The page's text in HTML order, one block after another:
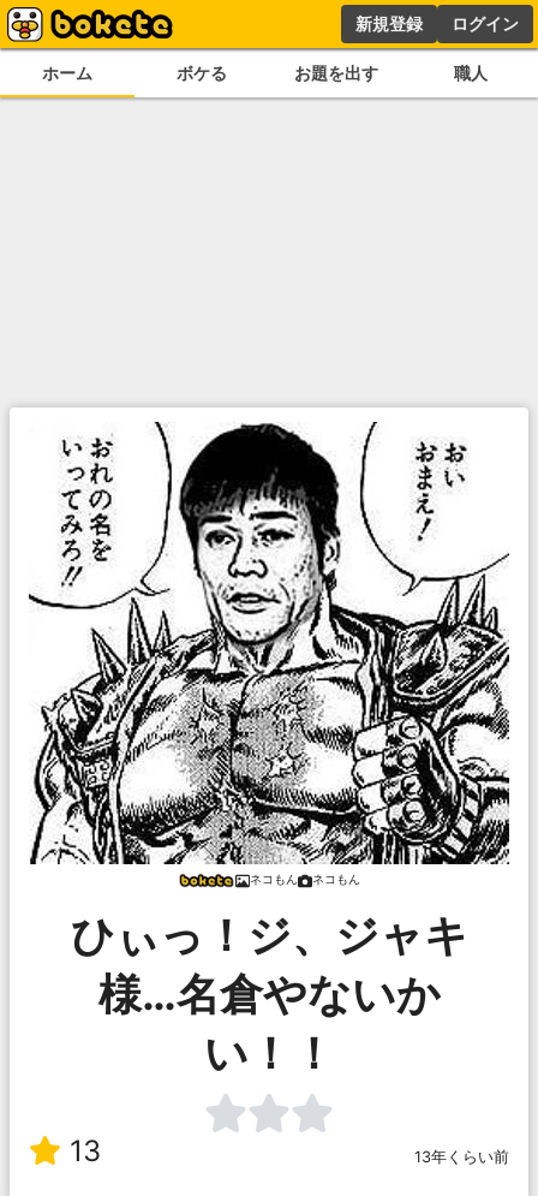
新規登録 ログイン
ホーム ボケる お題を出す 職人
ネコもん ネコもん
ひぃっ！ジ、ジャキ
様…名倉やないか
い！！
13 13年くらい前